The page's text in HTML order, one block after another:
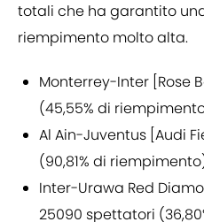
totali che ha garantito
riempimento molto alta.
Monterrey-Inter [Rose
(45,55% di
Al Ain-Juventus [Audi
(90,81% di
Inter-Urawa Red
25090 spettatori